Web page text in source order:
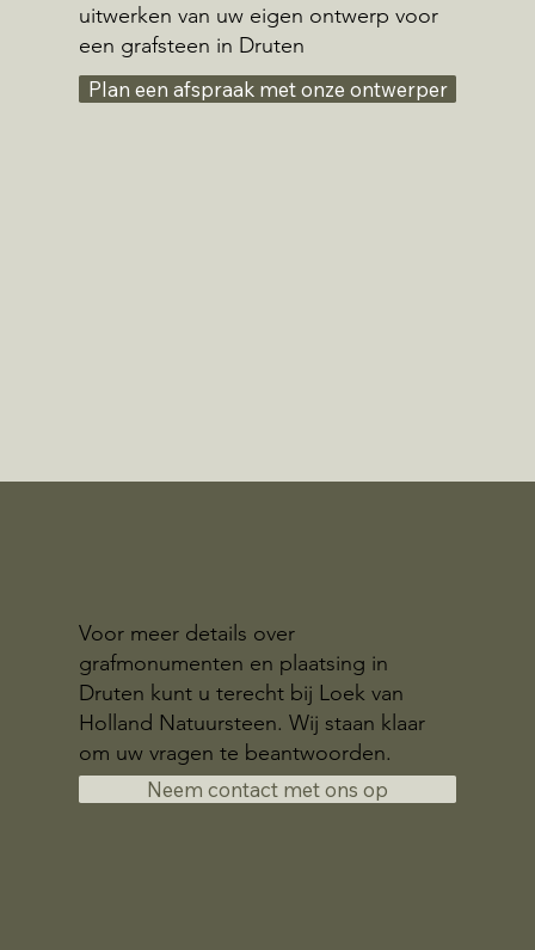
uitwerken van uw eigen ontwerp voor
een grafsteen in Druten
Plan een afspraak met onze ontwerper
Voor meer details over
grafmonumenten en plaatsing in
Druten kunt u terecht bij Loek van
Holland Natuursteen. Wij staan klaar
om uw vragen te beantwoorden.
Neem contact met ons op